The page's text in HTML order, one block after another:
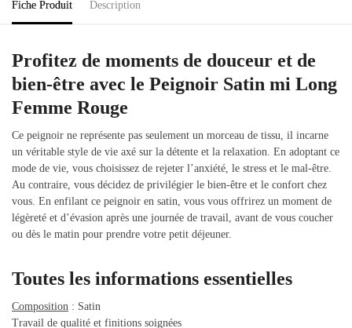
Fiche Produit Description
Profitez de moments de douceur et de
bien-être avec le Peignoir Satin mi Long
Femme Rouge
Ce peignoir ne représente pas seulement un morceau de tissu, il incarne
un véritable style de vie axé sur la détente et la relaxation. En adoptant ce
mode de vie, vous choisissez de rejeter l’anxiété, le stress et le mal-être.
Au contraire, vous décidez de privilégier le bien-être et le confort chez
vous. En enfilant ce peignoir en satin, vous vous offrirez un moment de
légèreté et d’évasion après une journée de travail, avant de vous coucher
ou dès le matin pour prendre votre petit déjeuner.
Toutes les informations essentielles
Composition : Satin
Travail de qualité et finitions soignées